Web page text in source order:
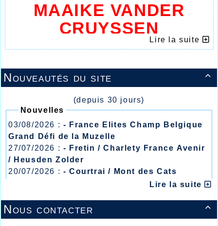

Nouveautés du site
(depuis 30 jours)
Nouvelles
03/08/2026 : - France Elites Champ Belgique
Grand Défi de la Muzelle
27/07/2026 : - Fretin / Charlety France Avenir
/ Heusden Zolder
20/07/2026 : - Courtrai / Mont des Cats
- Lyon / Meeting Abeilles /Lire la suite

Nous contacter
MAAIKE VANDER
CRUYSSEN
CHAMPIONNE DE
BELGIQUE
JUNIOR SUR 800M
Lire la suite